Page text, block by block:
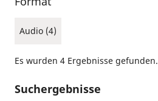
Audio (4)
Es wurden 4 Ergebnisse gefunden.
Suchergebnisse